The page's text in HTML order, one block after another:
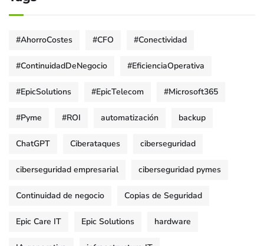
#AhorroCostes #CFO #Conectividad
#ContinuidadDeNegocio #EficienciaOperativa
#EpicSolutions #EpicTelecom #Microsoft365
#Pyme #ROI automatización backup
ChatGPT Ciberataques ciberseguridad
ciberseguridad empresarial ciberseguridad pymes
Continuidad de negocio Copias de Seguridad
Epic Care IT Epic Solutions hardware